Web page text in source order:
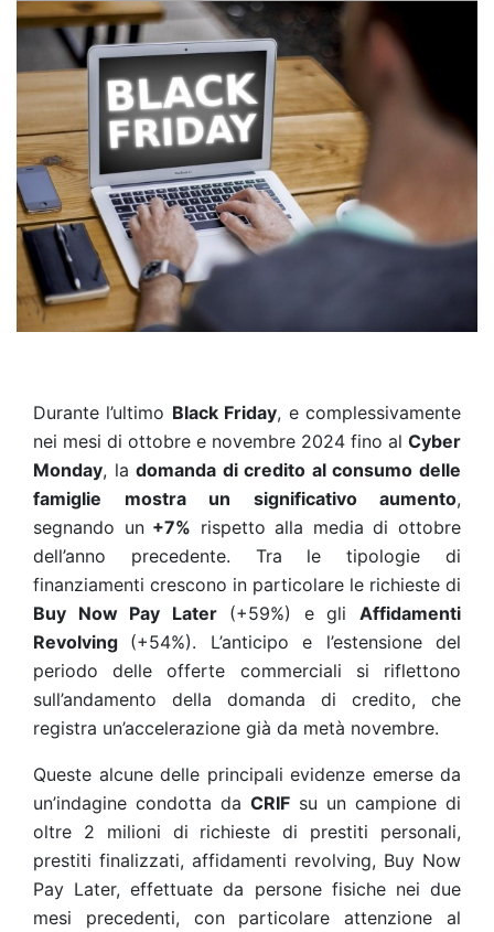
Durante l’ultimo Black Friday, e complessivamente
nei mesi di ottobre e novembre 2024 fino al Cyber
Monday, ladomanda di credito al consumo delle
famiglie mostra un significativo aumento,
segnando un+7% rispetto alla media di ottobre
dell’anno precedente. Tra le tipologie di
finanziamenti crescono in particolare le richieste di
Buy Now Pay Later(+59%) e gliAffidamenti
Revolving (+54%). L’anticipo e l’estensione del
periodo delle offerte commerciali si riflettono
sull’andamento della domanda di credito, che
registra un’accelerazione già da metà novembre.
Queste alcune delle principali evidenze emerse da
un’indagine condotta da CRIF su un campione di
oltre 2 milioni di richieste di prestiti personali,
prestiti finalizzati, affidamenti revolving, Buy Now
Pay Later, effettuate da persone fisiche nei due
mesi precedenti, con particolare attenzione al